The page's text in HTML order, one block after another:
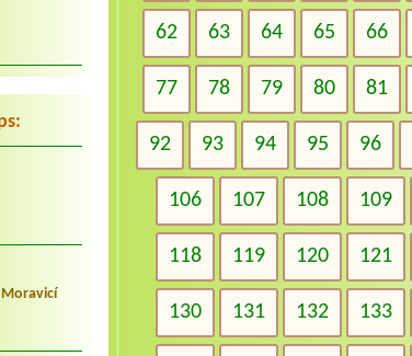
Moravicí
62 63 64 65 66
77 78 79 80 81
92 93 94 95 96
106 107 108 109
118 119 120 121
130 131 132 133